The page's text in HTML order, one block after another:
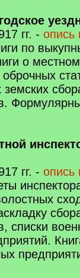
гг. - опись
по
о
гг. - опись
списки